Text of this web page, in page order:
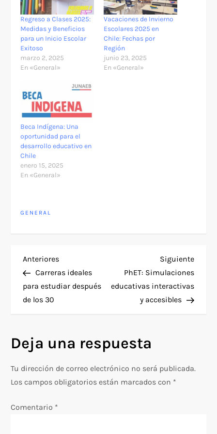
Regreso a Clases 2025:
Medidas y Beneficios
para un Inicio Escolar
Exitoso
marzo 2, 2025
En «General»
Vacaciones de Invierno
Escolares 2025 en
Chile: Fechas por
Región
junio 23, 2025
En «General»
Beca Indígena: Una
oportunidad para el
desarrollo educativo en
Chile
enero 15, 2025
En «General»
GENERAL
N
a
v
g
a
Entrada
anterior
Anteriores
Carreras ideales
para estudiar después
de los 30
Siguiente
PhET: Simulaciones
educativas interactivas
y accesibles
Deja una respuesta
Tu dirección de correo electrónico no será publicada.
Los campos obligatorios están marcados con *
Comentario *